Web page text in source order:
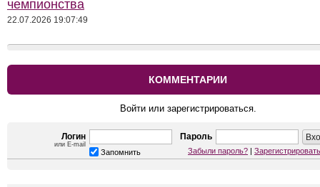
чемпионства
22.07.2026 19:07:49
КОММЕНТАРИИ
Войти или зарегистрироваться.
Логин
или E-mail
Пароль
Запомнить Забыли пароль? |